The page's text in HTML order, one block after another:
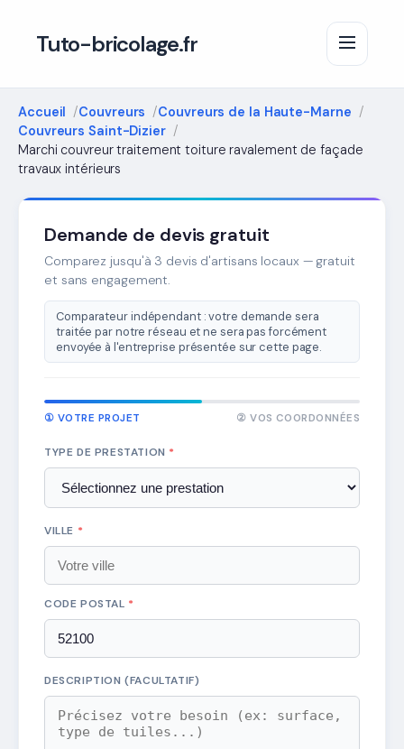
Tuto-bricolage.fr
Accueil Couvreurs
Couvreurs de la Haute-Marne
Couvreurs Saint-Dizier
Marchi couvreur traitement toiture ravalement de façade
travaux intérieurs
Demande de devis gratuit
Comparez jusqu'à 3 devis d'artisans locaux — gratuit
et sans engagement.
Comparateur indépendant : votre demande sera
traitée par notre réseau et ne sera pas forcément
envoyée à l'entreprise présentée sur cette page.
① VOTRE PROJET ② VOS COORDONNÉES
TYPE DE PRESTATION *
VILLE *
CODE POSTAL *
DESCRIPTION (FACULTATIF)